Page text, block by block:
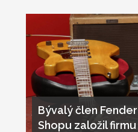
Bývalý člen
Shopu založil